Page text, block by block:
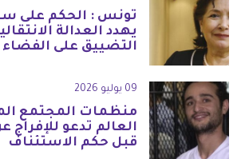
تونس : الحكم على
يهدد العدالة
التضييق على الفضاء
09 يوليو 2026
منظمات المجتمع
العالم تدعو للإفراج
قبل حكم الاستئناف